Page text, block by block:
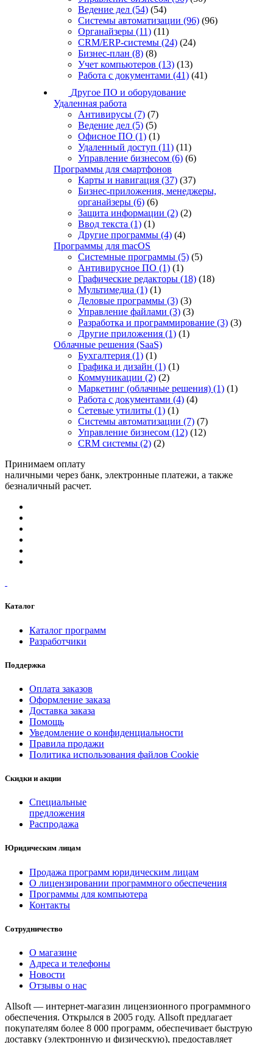
Ведение дел (54) (54)
Системы автоматизации (96) (96)
Органайзеры (11) (11)
CRM/ERP-системы (24) (24)
Бизнес-план (8) (8)
Учет компьютеров (13) (13)
Работа с документами (41) (41)
Другое ПО и оборудование
Удаленная работа
Антивирусы (7) (7)
Ведение дел (5) (5)
Офисное ПО (1) (1)
Удаленный доступ (11) (11)
Управление бизнесом (6) (6)
Программы для смартфонов
Карты и навигация (37) (37)
Бизнес-приложения, менеджеры,
органайзеры (6) (6)
Защита информации (2) (2)
Ввод текста (1) (1)
Другие программы (4) (4)
Программы для macOS
Системные программы (5) (5)
Антивирусное ПО (1) (1)
Графические редакторы (18) (18)
Мультимедиа (1) (1)
Деловые программы (3) (3)
Управление файлами (3) (3)
Разработка и программирование (3) (3)
Другие приложения (1) (1)
Облачные решения (SaaS)
Бухгалтерия (1) (1)
Графика и дизайн (1) (1)
Коммуникации (2) (2)
Маркетинг (облачные решения) (1) (1)
Работа с документами (4) (4)
Сетевые утилиты (1) (1)
Системы автоматизации (7) (7)
Управление бизнесом (12) (12)
CRM системы (2) (2)
Принимаем оплату
наличными через банк, электронные платежи, а также
безналичный расчет.
Каталог
Каталог программ
Разработчики
Поддержка
Оплата заказов
Оформление заказа
Доставка заказа
Помощь
Уведомление о конфиденциальности
Правила продажи
Политика использования файлов Cookie
Скидки и акции
Специальные
предложения
Распродажа
Юридическим лицам
Продажа программ юридическим лицам
О лицензировании программного обеспечения
Программы для компьютера
Контакты
Сотрудничество
О магазине
Адреса и телефоны
Новости
Отзывы о нас
Allsoft — интернет-магазин лицензионного программного
обеспечения. Открылся в 2005 году. Allsoft предлагает
покупателям более 8 000 программ, обеспечивает быструю
доставку (электронную и физическую), предоставляет